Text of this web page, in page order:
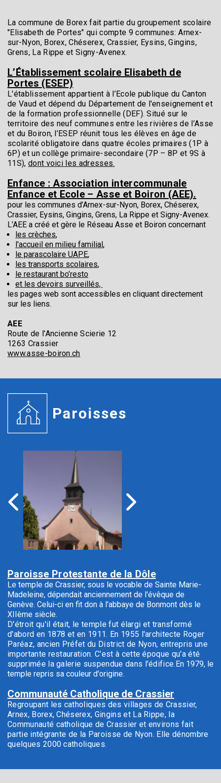
La commune de Borex fait partie du groupement scolaire
"Elisabeth de Portes" qui compte 9 communes: Arnex-
sur-Nyon, Borex, Chéserex, Crassier, Eysins, Gingins,
Grens, La Rippe et Signy-Avenex.
L’Établissement scolaire Elisabeth de
Portes (ESEP)
L'établissement appartient à l’Ecole publique du Canton
de Vaud et dépend du Département de l'enseignement et
de la formation professionnelle (DEF). Situé sur le
territoire des neuf communes entre les rivières de l’Asse
et du Boiron, l’ESEP réunit tous les élèves en âge de
scolarité obligatoire dans quatre écoles primaires (1P à
6P) et un collège primaire-secondaire (7P – 8P et 9S à
11S), dont voici les adresses.
Enfance : Association intercommunale
Enfance et Ecole – Asse et Boiron (AEE).
pour les communes d’Arnex-sur-Nyon, Borex, Chéserex,
Crassier, Eysins, Gingins, Grens, La Rippe et Signy-Avenex.
L’AEE a créé et gère le Réseau Asse et Boiron concernant
les crèches,
l'accueil en milieu familial ,
le parascolaire UAPE,
les transports scolaires,
le restaurant bo’resto
et les devoirs surveillés,
les pages web sont accessibles en cliquant directement
sur les liens.
AEE
Route de l’Ancienne Scierie 12
1263 Crassier
www.asse-boiron.ch
Paroisses
Paroisse Protestante de la Dôle
Le temple de Crassier, sous le vocable de Sainte Marie-
Madeleine, dépendait anciennement de l'évêque de
Genève. Celui-ci en fit don à l'abbaye de Bonmont dès le
XIIème siècle.
D'étroit qu'il était, le temple fut élargi et transformé
d'abord en 1878 et en 1911. En 1955 l'architecte Roger
Paréaz, ancien Préfet du District de Nyon, entrepris une
importante restauration. C'est à cette époque qu'a été
supprimée la galerie suspendue dans l'édifice. En 1979, le
temple repris sa couleur d'origine.
Communauté Catholique de Crassier
Regroupant les catholiques des villages de Crassier,
Arnex, Borex, Chéserex, Gingins et La Rippe, la
Communauté catholique de Crassier et environs fait
partie intégrante de la Paroisse de Nyon. Elle dénombre
quelques 2000 catholiques.